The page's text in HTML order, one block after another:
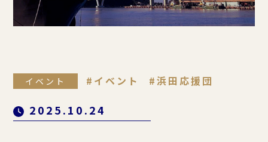
イベント イベント 浜田応援団
2025.10.24